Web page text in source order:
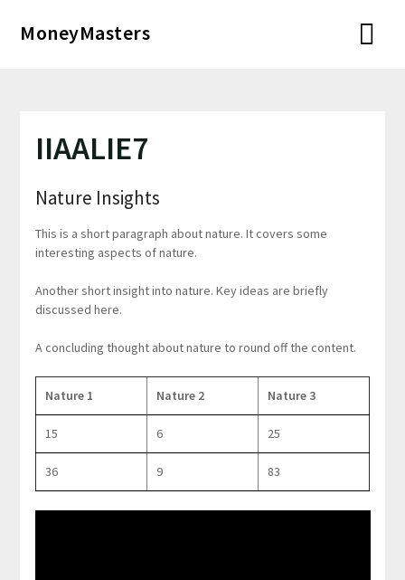
MoneyMasters
IIAALIE7
Nature Insights
This is a short paragraph about nature. It covers some
interesting aspects of nature.
Another short insight into nature. Key ideas are briefly
discussed here.
A concluding thought about nature to round off the content.
Nature 1 Nature 2 Nature 3
15 6 25
36 9 83